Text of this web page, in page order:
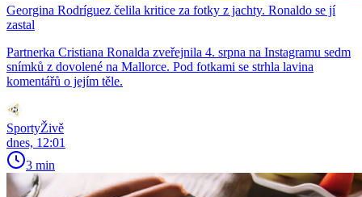
Georgina Rodríguez čelila kritice za fotky z jachty. Ronaldo se jí
zastal
Partnerka Cristiana Ronalda zveřejnila 4. srpna na Instagramu sedm
snímků z dovolené na Mallorce. Pod fotkami se strhla lavina
komentářů o jejím těle.
SportyŽivě
dnes, 12:01
3 min